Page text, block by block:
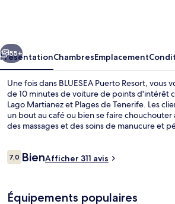
Suivant
55+
PrésentationChambresEmplacement
Une fois dans BLUESEA Puerto Resort, vous
de 10 minutes de voiture de points d'intérêt
Lago Martianez et Plages de Tenerife. Les
un bout au café ou bien se faire
des massages et des soins de manucure et
Avis
voyageurs
7,07,0 sur 10
BienAfficher 311 avis
Équipements populaires